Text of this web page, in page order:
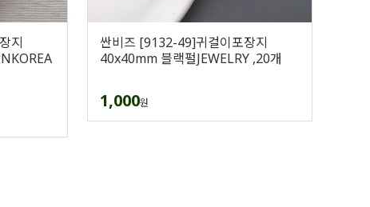
지
싼비즈 [9132-49]귀걸이포장지
40x40mm 블랙펄JEWELRY ,20개
1,000원